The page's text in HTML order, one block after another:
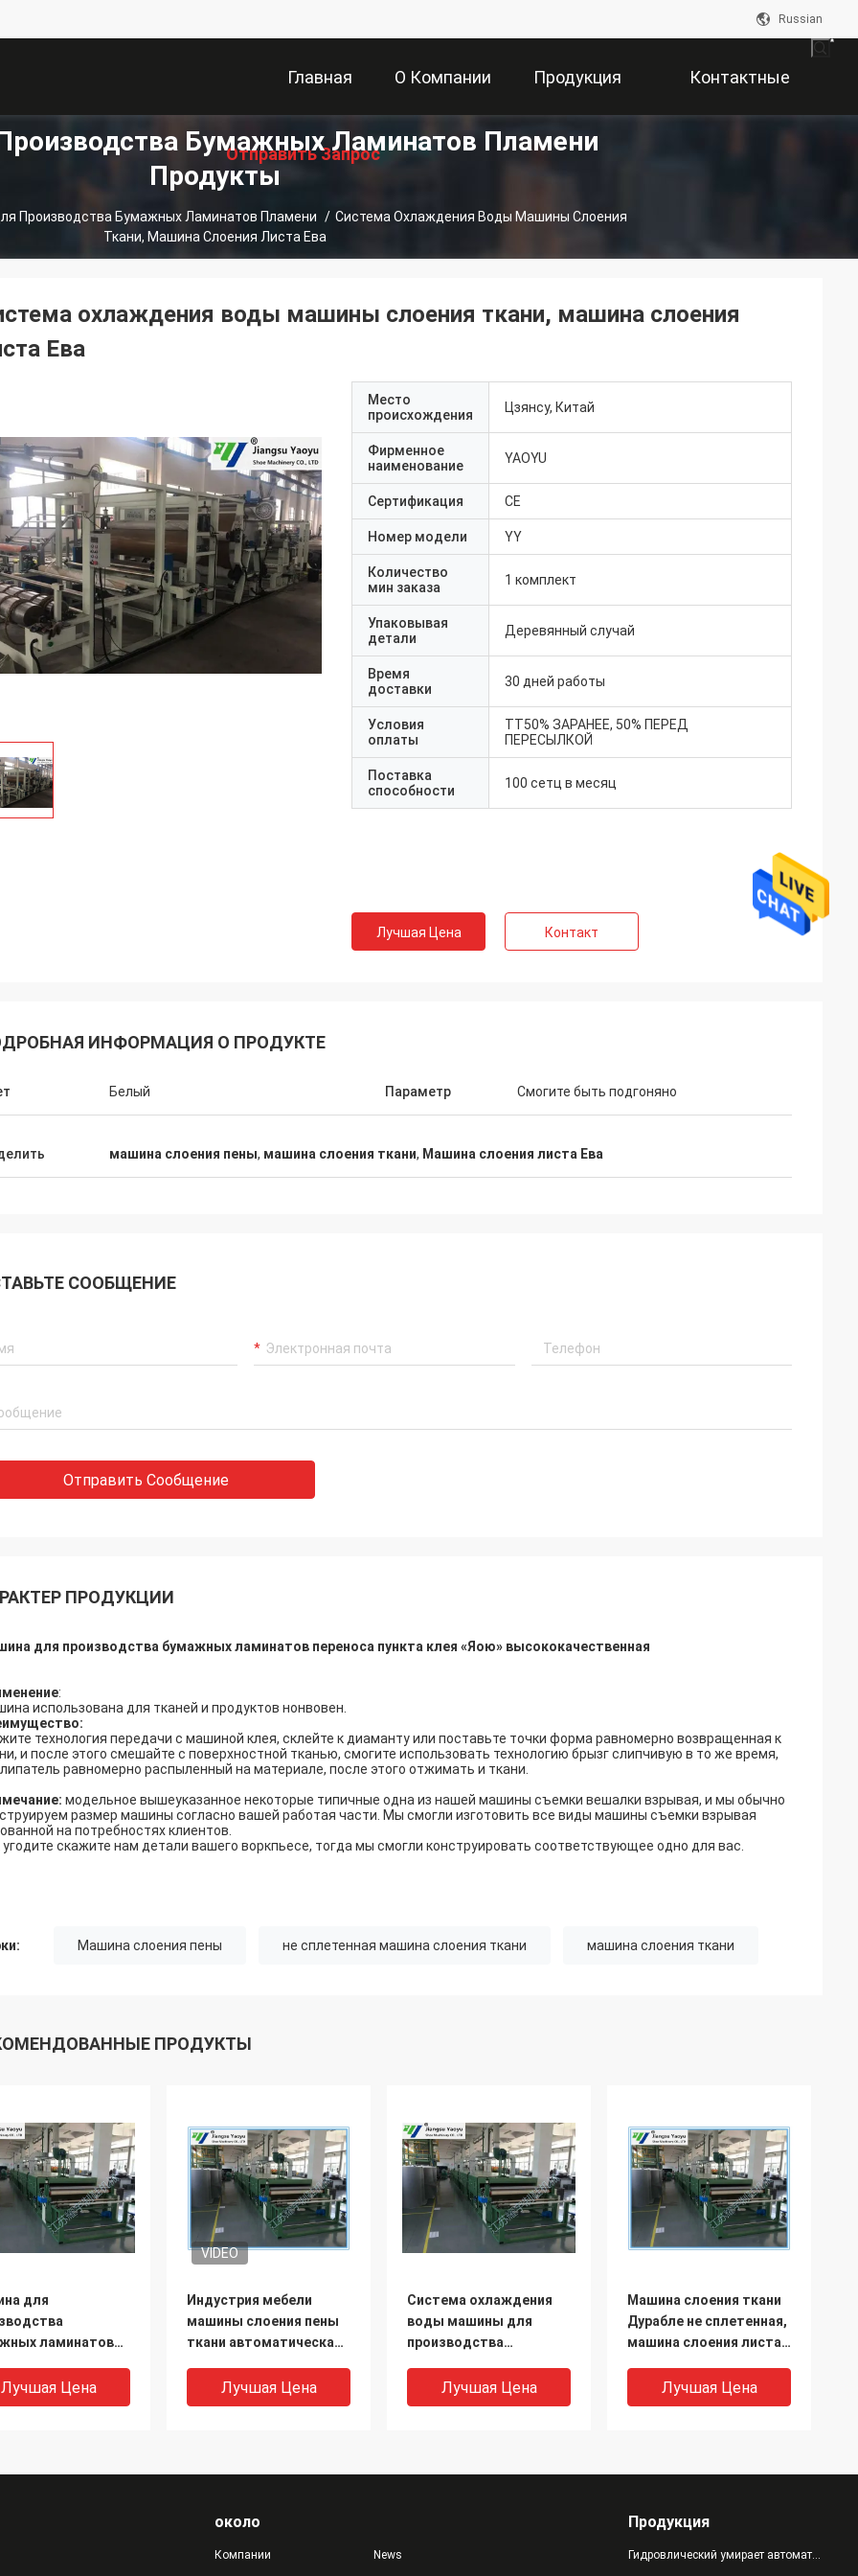
Russian
Главная
Страница
О Компании Продукция Контактные
Данные
Отправить Запрос
Бумажных Ламинатов Пламени
Продукты
Производства Бумажных Ламинатов Пламени / Система Охлаждения Воды Машины Слоения
Ткани, Машина Слоения Листа Ева
охлаждения воды машины слоения ткани, машина слоения
Ева
Место
происхождения
Цзянсу, Китай
Фирменное
наименование
YAOYU
Сертификация CE
Номер модели YY
Количество
мин заказа
1 комплект
Упаковывая
детали
Деревянный случай
Время
доставки
30 дней работы
Условия
оплаты
ТТ50% ЗАРАНЕЕ, 50% ПЕРЕД
ПЕРЕСЫЛКОЙ
Поставка
способности
100 сетц в месяц
Лучшая Цена Контакт
ИНФОРМАЦИЯ О ПРОДУКТЕ
Белый Параметр Смогите быть подгоняно
машина слоения пены, машина слоения ткани, Машина слоения листа Ева
СООБЩЕНИЕ
Отправить Сообщение
ПРОДУКЦИИ
для производства бумажных ламинатов переноса пункта клея «Яою» высококачественная
:
использована для тканей и продуктов нонвовен.
технология передачи с машиной клея, склейте к диаманту или поставьте точки форма равномерно возвращенная к
и после этого смешайте с поверхностной тканью, смогите использовать технологию брызг слипчивую в то же время,
равномерно распыленный на материале, после этого отжимать и ткани.
модельное вышеуказанное некоторые типичные одна из нашей машины съемки вешалки взрывая, и мы обычно
размер машины согласно вашей работая части. Мы смогли изготовить все виды машины съемки взрывая
на потребностях клиентов.
угодите скажите нам детали вашего воркпьесе, тогда мы смогли конструировать соответствующее одно для вас.
Машина слоения пены не сплетенная машина слоения ткани машина слоения ткани
ПРОДУКТЫ
для
ламинатов
Лучшая Цена
VIDEO
Индустрия мебели
машины слоения пены
ткани автоматическая
стулья офиса
Лучшая Цена
Система охлаждения
воды машины для
производства
пламени обуви/швейной
промышленности
Лучшая Цена
Машина слоения ткани
Дурабле не сплетенная,
машина слоения листа
Лучшая Цена
около
Компании News
Продукция
Гидровлический умирает автомат для резки